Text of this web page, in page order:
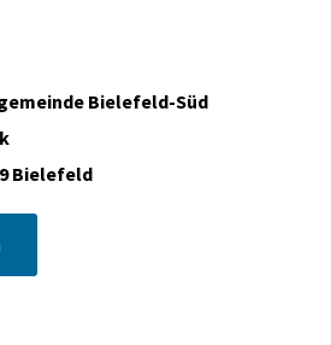
Bielefeld-Süd
Bielefeld